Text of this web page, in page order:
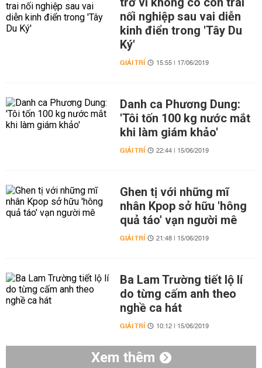
nối nghiệp sau vai diễn
kinh điển trong 'Tây Du
Ký'
GIẢI TRÍ 15:55 | 17/06/2019
Danh ca Phương Dung:
'Tôi tốn 100 kg nước mắt
khi làm giám khảo'
GIẢI TRÍ 22:44 | 15/06/2019
Ghen tị với những mĩ
nhân Kpop sở hữu 'hông
quả táo' vạn người mê
GIẢI TRÍ 21:48 | 15/06/2019
Ba Lam Trường tiết lộ lí
do từng cấm anh theo
nghề ca hát
GIẢI TRÍ 10:12 | 15/06/2019
Xem thêm